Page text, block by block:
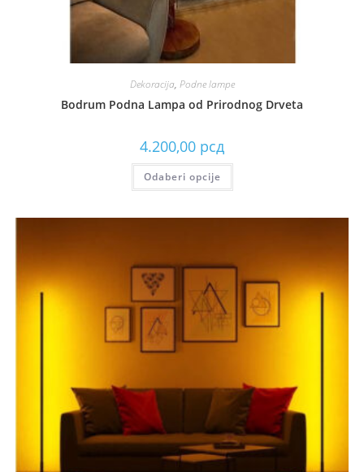
Dekoracija, Podne lampe
Bodrum Podna Lampa od Prirodnog Drveta
4.200,00 рсд
Odaberi opcije